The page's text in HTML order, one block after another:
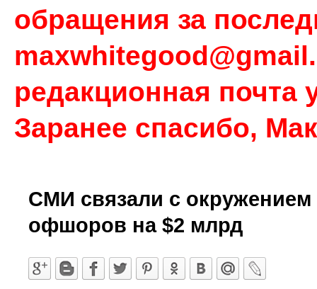
обращения за
редакционная почта
Заранее спасибо,
СМИ связали с окружением
офшоров на $2 млрд